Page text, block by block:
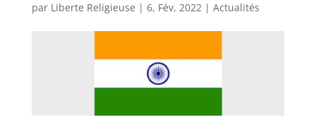
par Liberte Religieuse | 6, Fév, 2022| Actualités